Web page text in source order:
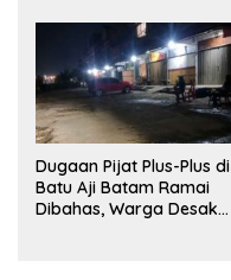
Dugaan Pijat Plus-Plus di
Batu Aji Batam Ramai
Dibahas, Warga Desak